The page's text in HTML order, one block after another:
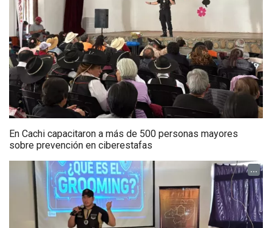
En Cachi capacitaron a más de 500 personas mayores
sobre prevención en ciberestafas
...